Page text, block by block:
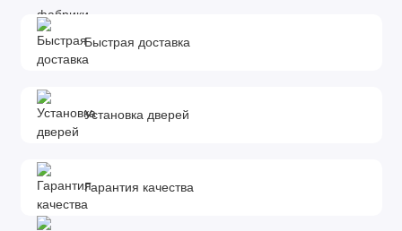
необходимый для обрамления дверного проема. Он
устанавливается в том случае, если толщина стены
превышает ширину дверной коробки. Определить количество
Быстрая доставка
Установка дверей
Гарантия качества